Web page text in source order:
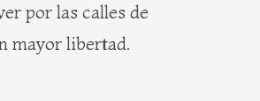
por las calles de
mayor libertad.